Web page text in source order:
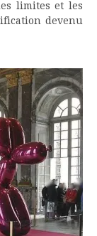
limites et les
devenu